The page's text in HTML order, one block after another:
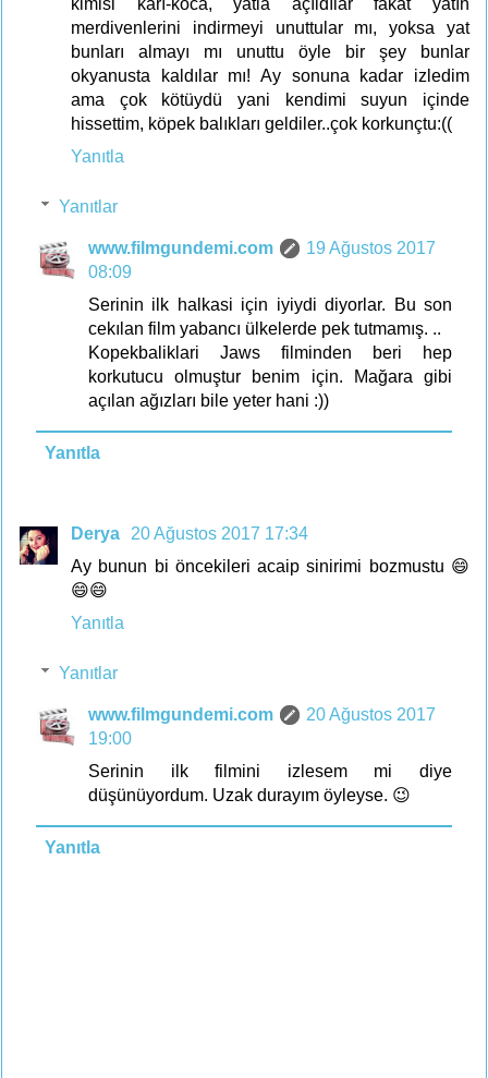
kimisi karı-koca, yatla açıldılar fakat yatın
merdivenlerini indirmeyi unuttular mı, yoksa yat
bunları almayı mı unuttu öyle bir şey bunlar
okyanusta kaldılar mı! Ay sonuna kadar izledim
ama çok kötüydü yani kendimi suyun içinde
hissettim, köpek balıkları geldiler..çok korkunçtu:((
Yanıtla
Yanıtlar
www.filmgundemi.com
19 Ağustos 2017
08:09
Serinin ilk halkasi için iyiydi diyorlar. Bu son
cekılan film yabancı ülkelerde pek tutmamış. ..
Kopekbaliklari Jaws filminden beri hep
korkutucu olmuştur benim için. Mağara gibi
açılan ağızları bile yeter hani :))
Yanıtla
Derya
20 Ağustos 2017 17:34
Ay bunun bi öncekileri acaip sinirimi bozmustu 😄
😄😄
Yanıtla
Yanıtlar
www.filmgundemi.com
20 Ağustos 2017
19:00
Serinin ilk filmini izlesem mi diye
düşünüyordum. Uzak durayım öyleyse. 😉
Yanıtla